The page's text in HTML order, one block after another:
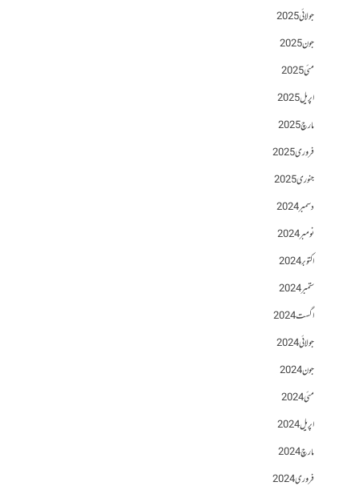
جولائی 2025
جون 2025
مئی 2025
اپریل 2025
مارچ 2025
فروری 2025
جنوری 2025
دسمبر 2024
نومبر 2024
اکتوبر 2024
ستمبر 2024
اگست 2024
جولائی 2024
جون 2024
مئی 2024
اپریل 2024
مارچ 2024
فروری 2024